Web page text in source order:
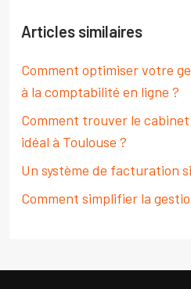
Articles similaires
Comment optimiser votre
à la comptabilité en ligne ?
Comment trouver le
idéal à Toulouse ?
Un système de facturation
Comment simplifier la